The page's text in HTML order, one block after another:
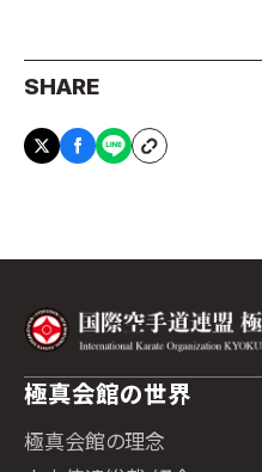
SHARE
極真会館の世界
極真会館の理念